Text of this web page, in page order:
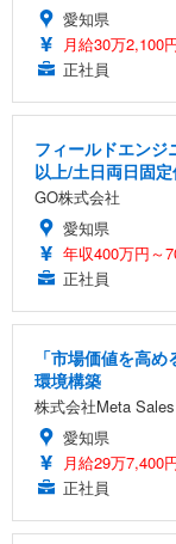
愛知県
月給30万2,100
正社員
フィールドエンジ
以上/土日両日固
GO株式会社
愛知県
年収400万円～
正社員
「市場価値を高
環境構築
株式会社Meta Sales
愛知県
月給29万7,400
正社員